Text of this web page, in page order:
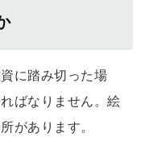
に踏み切った場
ばなりません。絵
があります。